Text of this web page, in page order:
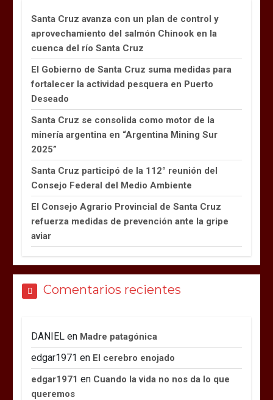
Santa Cruz avanza con un plan de control y
aprovechamiento del salmón Chinook en la
cuenca del río Santa Cruz
El Gobierno de Santa Cruz suma medidas para
fortalecer la actividad pesquera en Puerto
Deseado
Santa Cruz se consolida como motor de la
minería argentina en “Argentina Mining Sur
2025”
Santa Cruz participó de la 112° reunión del
Consejo Federal del Medio Ambiente
El Consejo Agrario Provincial de Santa Cruz
refuerza medidas de prevención ante la gripe
aviar
Comentarios recientes
DANIEL en Madre patagónica
edgar1971 en El cerebro enojado
edgar1971 en Cuando la vida no nos da lo que
queremos